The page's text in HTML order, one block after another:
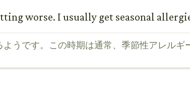
worse. I usually get seasonal
うです。この時期は通常、季節性アレルギ